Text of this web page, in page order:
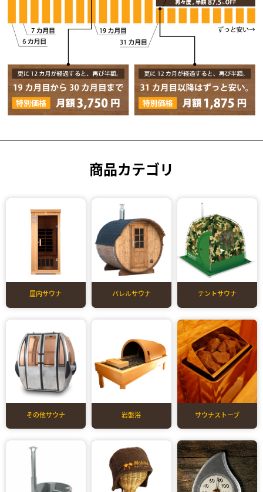
商品カテゴリ
屋内サウナ バレルサウナ テントサウナ
その他サウナ 岩盤浴 サウナストーブ